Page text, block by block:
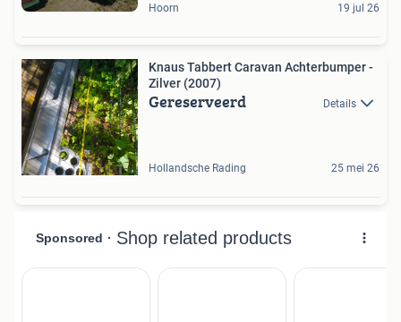
Hoorn 19 jul 26
Knaus Tabbert Caravan Achterbumper -
Zilver (2007)
Gereserveerd Details
Hollandsche Rading 25 mei 26